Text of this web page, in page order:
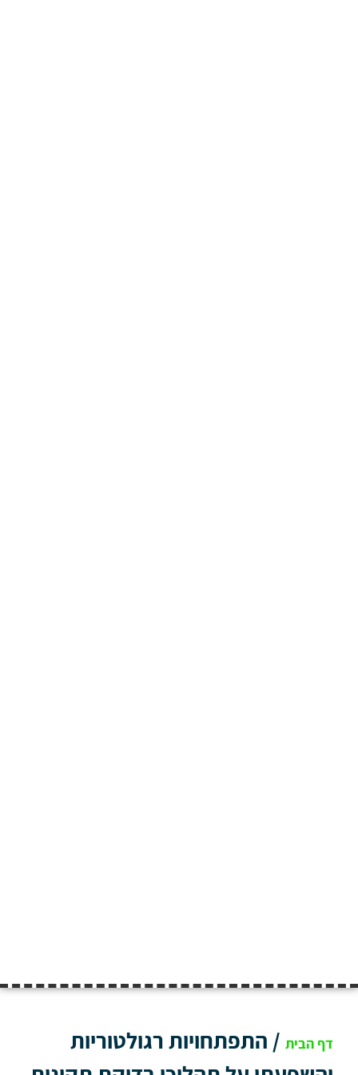
דף הבית / התפתחויות רגולטוריות